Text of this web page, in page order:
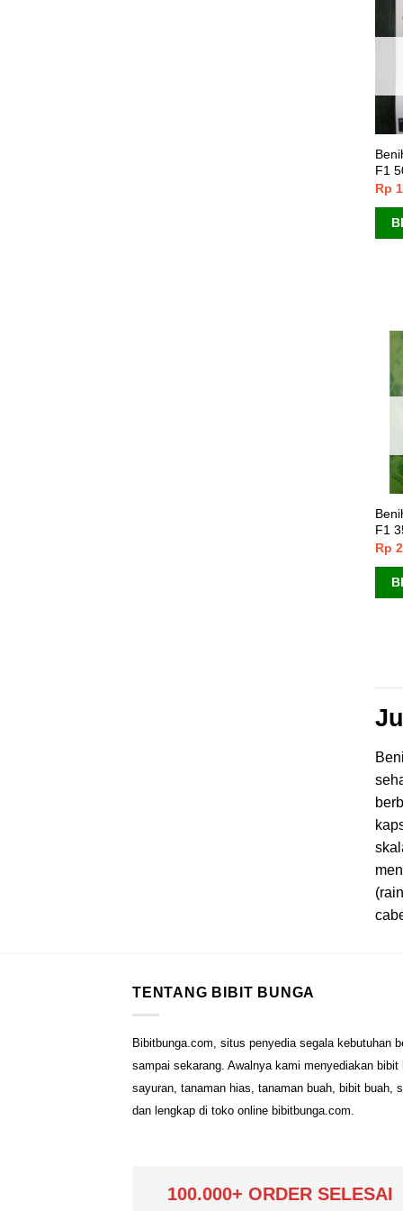
F1
Rp
F1
Rp
TENTANG BIBIT BUNGA
Bibitbunga.com, situs penyedia segala kebutuhan
sampai sekarang. Awalnya kami menyediakan
sayuran, tanaman hias, tanaman buah, bibit buah,
dan lengkap di toko online bibitbunga.com.
100.000+ ORDER SELESAI